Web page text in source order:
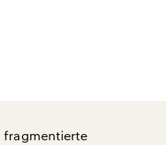
fragmentierte